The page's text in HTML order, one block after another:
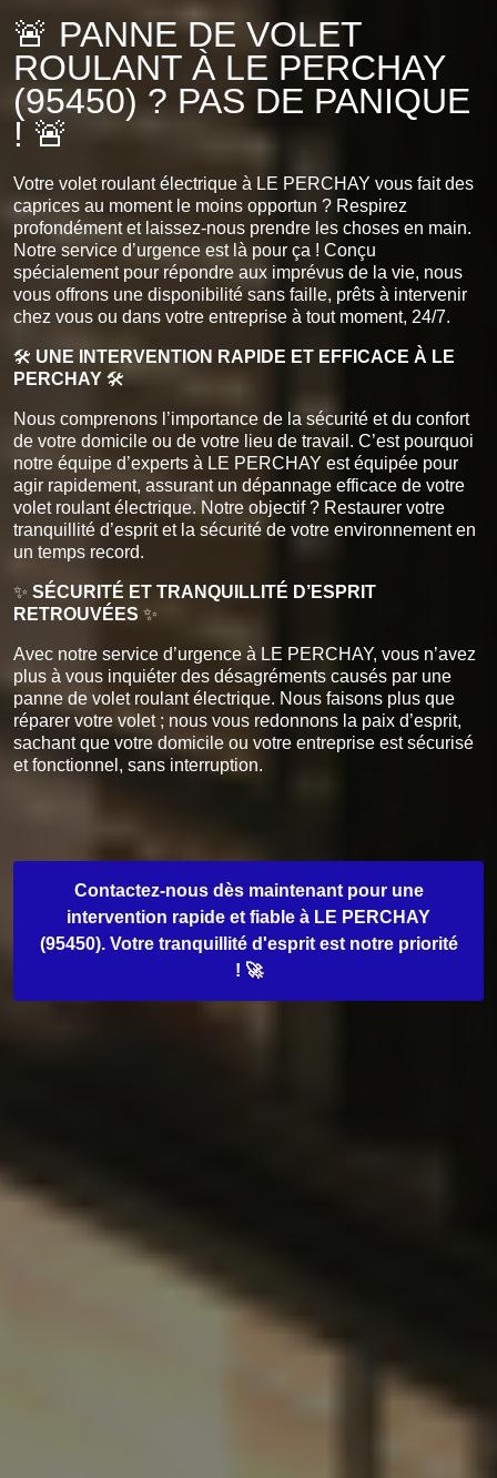
🚨 PANNE DE VOLET
ROULANT À LE PERCHAY
(95450) ? PAS DE PANIQUE
! 🚨
Votre volet roulant électrique à LE PERCHAY vous fait des
caprices au moment le moins opportun ? Respirez
profondément et laissez-nous prendre les choses en main.
Notre service d’urgence est là pour ça ! Conçu
spécialement pour répondre aux imprévus de la vie, nous
vous offrons une disponibilité sans faille, prêts à intervenir
chez vous ou dans votre entreprise à tout moment, 24/7.
🛠️ UNE INTERVENTION RAPIDE ET EFFICACE À LE
PERCHAY 🛠️
Nous comprenons l’importance de la sécurité et du confort
de votre domicile ou de votre lieu de travail. C’est pourquoi
notre équipe d’experts à LE PERCHAY est équipée pour
agir rapidement, assurant un dépannage efficace de votre
volet roulant électrique. Notre objectif ? Restaurer votre
tranquillité d’esprit et la sécurité de votre environnement en
un temps record.
✨ SÉCURITÉ ET TRANQUILLITÉ D’ESPRIT
RETROUVÉES ✨
Avec notre service d’urgence à LE PERCHAY, vous n’avez
plus à vous inquiéter des désagréments causés par une
panne de volet roulant électrique. Nous faisons plus que
réparer votre volet ; nous vous redonnons la paix d’esprit,
sachant que votre domicile ou votre entreprise est sécurisé
et fonctionnel, sans interruption.
Contactez-nous dès maintenant pour une
intervention rapide et fiable à LE PERCHAY
(95450). Votre tranquillité d'esprit est notre priorité
! 🚀